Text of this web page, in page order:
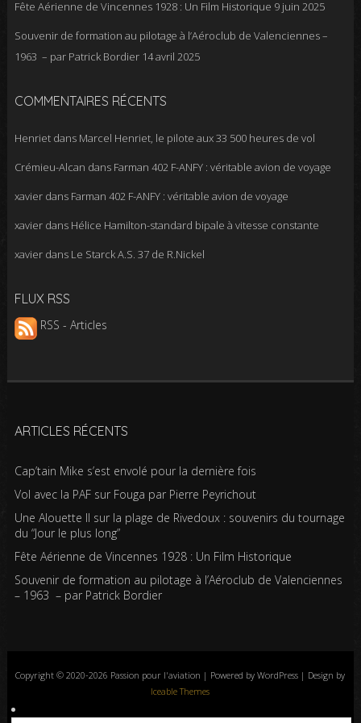
Fête Aérienne de Vincennes 1928 : Un Film Historique 9 juin 2025
Souvenir de formation au pilotage à l’Aéroclub de Valenciennes –
1963 – par Patrick Bordier 14 avril 2025
COMMENTAIRES RÉCENTS
Henrietdans Marcel Henriet, le pilote aux 33 500 heures de vol
Crémieu-Alcan dans Farman 402 F-ANFY : véritable avion de voyage
xavierdans Farman 402 F-ANFY : véritable avion de voyage
xavierdans Hélice Hamilton-standard bipale à vitesse constante
xavierdans Le Starck A.S. 37 de R.Nickel
FLUX RSS
RSS - Articles
ARTICLES RÉCENTS
Cap’tain Mike s’est envolé pour la dernière fois
Vol avec la PAF sur Fouga par Pierre Peyrichout
Une Alouette II sur la plage de Rivedoux : souvenirs du tournage
du “Jour le plus long”
Fête Aérienne de Vincennes 1928 : Un Film Historique
Souvenir de formation au pilotage à l’Aéroclub de Valenciennes
– 1963 – par Patrick Bordier
Copyright © 2020-2026 Passion pour l'aviation | Powered by WordPress | Design by
Iceable Themes